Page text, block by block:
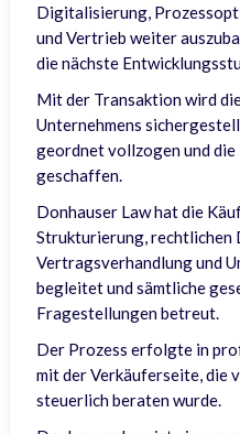
Digitalisierung,
und Vertrieb weiter
die nächste
Mit der Transaktion wird
Unternehmens
geordnet vollzogen und
geschaffen.
Donhauser Law hat die
Strukturierung, rechtlichen
Vertragsverhandlung und
begleitet und sämtliche
Fragestellungen betreut.
Der Prozess erfolgte in
mit der Verkäuferseite, die
steuerlich beraten wurde.